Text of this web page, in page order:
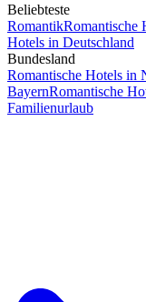
Beliebteste
RomantikRomantische
Hotels in Deutschland
Bundesland
Romantische Hotels in
BayernRomantische
Familienurlaub